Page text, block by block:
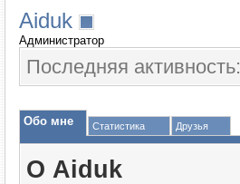
Aiduk
Администратор
Последняя активность:
Обо мне Статистика Друзья
О Aiduk